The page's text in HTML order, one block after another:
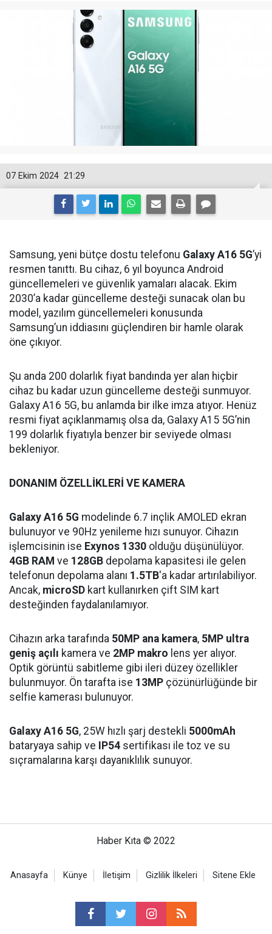
21:29
07 Ekim 2024
Samsung, yeni bütçe dostu telefonu Galaxy A16 5G’yi
resmen tanıttı. Bu cihaz, 6 yıl boyunca Android
güncellemeleri ve güvenlik yamaları alacak. Ekim
2030’a kadar güncelleme desteği sunacak olan bu
model, yazılım güncellemeleri konusunda
Samsung’un iddiasını güçlendiren bir hamle olarak
öne çıkıyor.
Şu anda 200 dolarlık fiyat bandında yer alan hiçbir
cihaz bu kadar uzun güncelleme desteği sunmuyor.
Galaxy A16 5G, bu anlamda bir ilke imza atıyor. Henüz
resmi fiyat açıklanmamış olsa da, Galaxy A15 5G’nin
199 dolarlık fiyatıyla benzer bir seviyede olması
bekleniyor.
DONANIM ÖZELLİKLERİ VE KAMERA
Galaxy A16 5G modelinde 6.7 inçlik AMOLED ekran
bulunuyor ve 90Hz yenileme hızı sunuyor. Cihazın
işlemcisinin ise Exynos 1330 olduğu düşünülüyor.
4GB RAM ve 128GB depolama kapasitesi ile gelen
telefonun depolama alanı 1.5TB'a kadar artırılabiliyor.
Ancak, microSD kart kullanırken çift SIM kart
desteğinden faydalanılamıyor.
Cihazın arka tarafında 50MP ana kamera, 5MP ultra
geniş açılı kamera ve 2MP makro lens yer alıyor.
Optik görüntü sabitleme gibi ileri düzey özellikler
bulunmuyor. Ön tarafta ise 13MP çözünürlüğünde bir
selfie kamerası bulunuyor.
Galaxy A16 5G, 25W hızlı şarj destekli 5000mAh
bataryaya sahip ve
IP54 sertifikası ile toz ve su
sıçramalarına karşı dayanıklılık sunuyor.
Haber Kıta © 2022
Anasayfa Künye İletişim Gizlilik İlkeleri Sitene Ekle